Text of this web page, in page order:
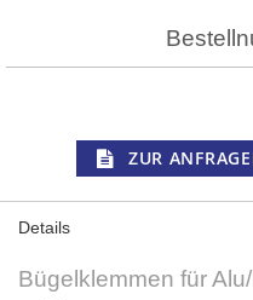
ZUR
Bildergalerie
Details
Bügelklemmen für